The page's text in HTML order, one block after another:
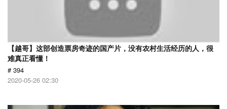
【越哥】这部创造票房奇迹的国产片，没有农村生活经历的人，很
难真正看懂！
# 394
2020-05-26 02:30